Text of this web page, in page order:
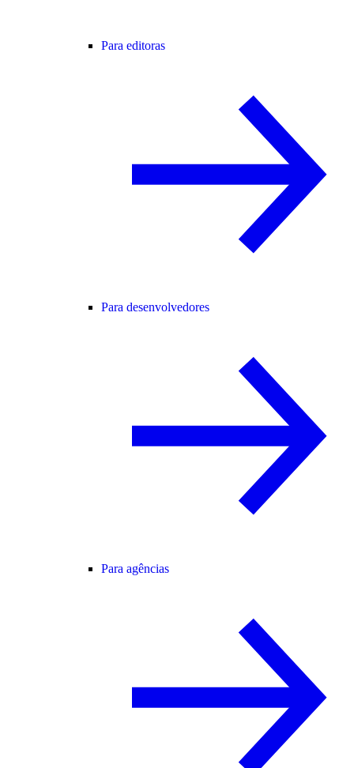
Para editoras
Para desenvolvedores
Para agências